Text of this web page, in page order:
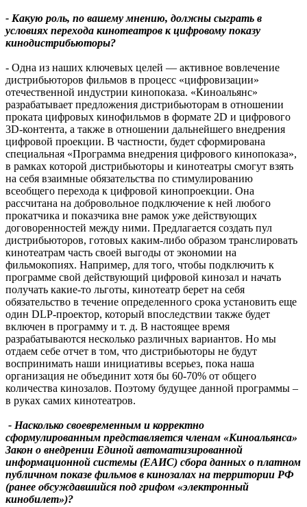
- Какую роль, по вашему мнению, должны сыграть в
условиях перехода кинотеатров к цифровому показу
кинодистрибьюторы?
- Одна из наших ключевых целей — активное вовлечение
дистрибьюторов фильмов в процесс «цифровизации»
отечественной индустрии кинопоказа. «Киноальянс»
разрабатывает предложения дистрибьюторам в отношении
проката цифровых кинофильмов в формате 2D и цифрового
3D-контента, а также в отношении дальнейшего внедрения
цифровой проекции. В частности, будет сформирована
специальная «Программа внедрения цифрового кинопоказа»,
в рамках которой дистрибьюторы и кинотеатры смогут взять
на себя взаимные обязательства по стимулированию
всеобщего перехода к цифровой кинопроекции. Она
рассчитана на добровольное подключение к ней любого
прокатчика и показчика вне рамок уже действующих
договоренностей между ними. Предлагается создать пул
дистрибьюторов, готовых каким-либо образом транслировать
кинотеатрам часть своей выгоды от экономии на
фильмокопиях. Например, для того, чтобы подключить к
программе свой действующий цифровой кинозал и начать
получать какие-то льготы, кинотеатр берет на себя
обязательство в течение определенного срока установить еще
один DLP-проектор, который впоследствии также будет
включен в программу и т. д. В настоящее время
разрабатываются несколько различных вариантов. Но мы
отдаем себе отчет в том, что дистрибьюторы не будут
воспринимать наши инициативы всерьез, пока наша
организация не объединит хотя бы 60-70% от общего
количества кинозалов. Поэтому будущее данной программы –
в руках самих кинотеатров.
- Насколько своевременным и корректно
сформулированным представляется членам «Киноальянса»
Закон о внедрении Единой автоматизированной
информационной системы (ЕАИС) сбора данных о платном
публичном показе фильмов в кинозалах на территории РФ
(ранее обсуждавшийся под грифом «электронный
кинобилет»)?